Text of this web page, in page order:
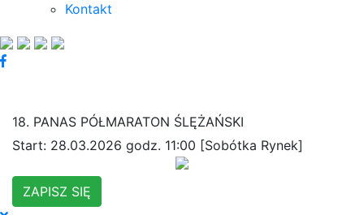
Kontakt
18. PANAS PÓŁMARATON ŚLĘŻAŃSKI
Start: 28.03.2026 godz. 11:00 [Sobótka Rynek]
ZAPISZ SIĘ